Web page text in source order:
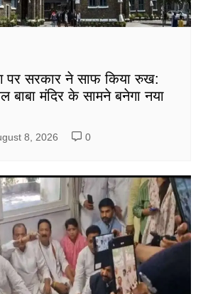
पर सरकार ने साफ किया रुख:
बाबा मंदिर के सामने बनेगा नया
8, 2026 0